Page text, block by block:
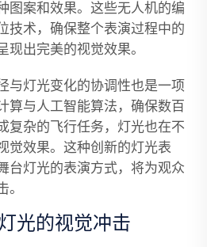
图案和效果。这些无人机的编
技术，确保整个表演过程中的
现出完美的视觉效果。
与灯光变化的协调性也是一项
算与人工智能算法，确保数百
复杂的飞行任务，灯光也在不
觉效果。这种创新的灯光表
台灯光的表演方式，将为观众
。
光的视觉冲击